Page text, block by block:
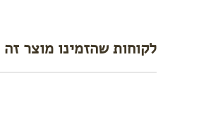
לקוחות שהזמינו מוצר